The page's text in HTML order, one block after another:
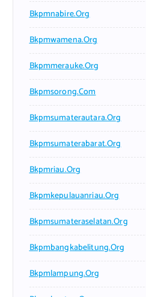
Bkpmnabire.org
Bkpmwamena.org
Bkpmmerauke.org
Bkpmsorong.com
Bkpmsumaterautara.org
Bkpmsumaterabarat.org
Bkpmriau.org
Bkpmkepulauanriau.org
Bkpmsumateraselatan.org
Bkpmbangkabelitung.org
Bkpmlampung.org